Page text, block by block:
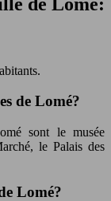
de Lomé?
sont le musée
le Palais des
Lomé?